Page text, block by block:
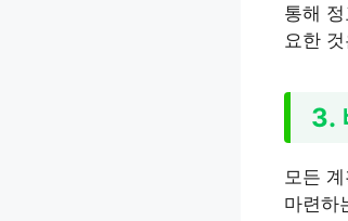
통해
요한
3.
모든
마련하